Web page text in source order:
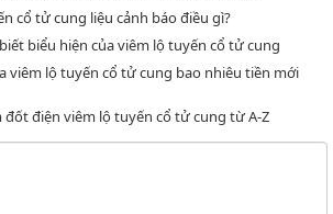
cổ tử cung liệu cảnh báo điều gì?
biểu hiện của viêm lộ tuyến cổ tử cung
viêm lộ tuyến cổ tử cung bao nhiêu tiền mới
đốt điện viêm lộ tuyến cổ tử cung từ A-Z